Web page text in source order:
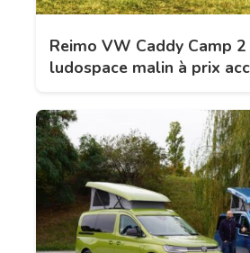
Reimo VW Caddy Camp
ludospace malin à prix